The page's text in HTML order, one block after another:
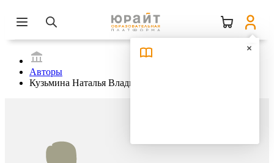
Авторы
Кузьмина Наталья Владимировна